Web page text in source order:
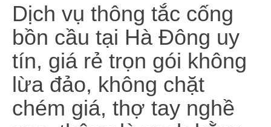
Dịch vụ thông tắc cống
bồn cầu tại Hà Đông uy
tín, giá rẻ trọn gói không
lừa đảo, không chặt
chém giá, thợ tay nghề